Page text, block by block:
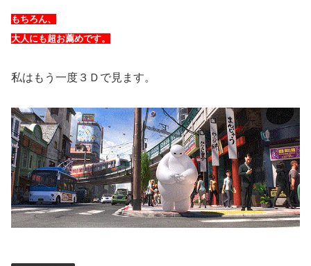
もちろん、
大人にも超お薦めです。
私はもう一度３Ｄで見ます。